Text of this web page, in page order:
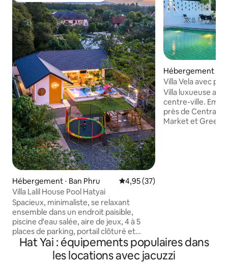
Hébergement ⋅ Ban Phru Évaluation moyenne sur la
4,95 (37)
Villa Lalil House Pool Hatyai
Spacieux, minimaliste, se relaxant
ensemble dans un endroit paisible,
piscine d'eau salée, aire de jeux, 4 à 5
places de parking, portail clôturé et
automatique. 🚗 Près de
Kanchanawanich Road, Hat Yai - Dan
Nok, à seulement 2 lumières rouges du
Hébergement ⋅
Villa Vela avec
Villa luxueuse
centre-ville.
près de Central,
Market et
Complet avec
les appareils
table de snooker,
Hat Yai : équipements populaires dans
les locations avec jacuzzi